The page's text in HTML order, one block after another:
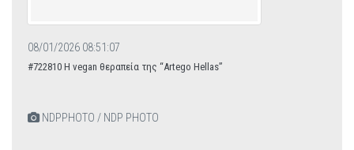
08/01/2026 08:51:07
#722810 Η vegan θεραπεία της “Artego Hellas”
NDPPHOTO / NDP PHOTO